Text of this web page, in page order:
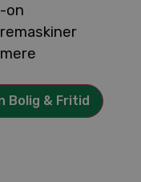
on
Bolig & Fritid